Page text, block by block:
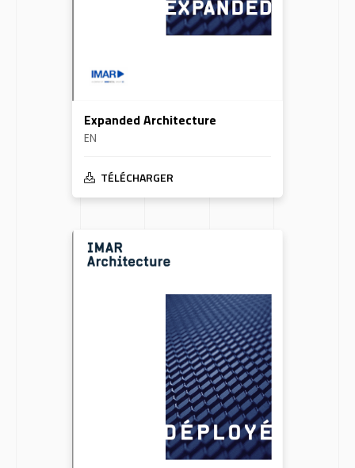
Expanded Architecture
EN
TÉLÉCHARGER